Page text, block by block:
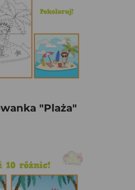
"Plaża"